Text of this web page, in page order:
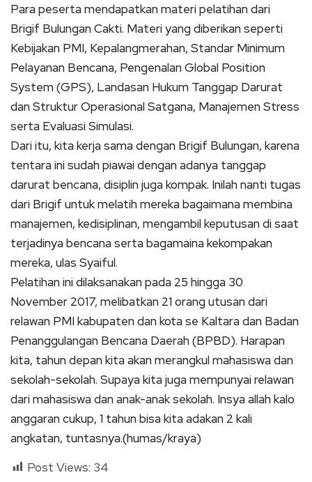
Para peserta mendapatkan materi pelatihan dari
Brigif Bulungan Cakti. Materi yang diberikan seperti
Kebijakan PMI, Kepalangmerahan, Standar Minimum
Pelayanan Bencana, Pengenalan Global Position
System (GPS), Landasan Hukum Tanggap Darurat
dan Struktur Operasional Satgana, Manajemen Stress
serta Evaluasi Simulasi.
Dari itu, kita kerja sama dengan Brigif Bulungan, karena
tentara ini sudah piawai dengan adanya tanggap
darurat bencana, disiplin juga kompak. Inilah nanti tugas
dari Brigif untuk melatih mereka bagaimana membina
manajemen, kedisiplinan, mengambil keputusan di saat
terjadinya bencana serta bagamaina kekompakan
mereka, ulas Syaiful.
Pelatihan ini dilaksanakan pada 25 hingga 30
November 2017, melibatkan 21 orang utusan dari
relawan PMI kabupaten dan kota se Kaltara dan Badan
Penanggulangan Bencana Daerah (BPBD). Harapan
kita, tahun depan kita akan merangkul mahasiswa dan
sekolah-sekolah. Supaya kita juga mempunyai relawan
dari mahasiswa dan anak-anak sekolah. Insya allah kalo
anggaran cukup, 1 tahun bisa kita adakan 2 kali
angkatan, tuntasnya.(humas/kraya)
Post Views: 34